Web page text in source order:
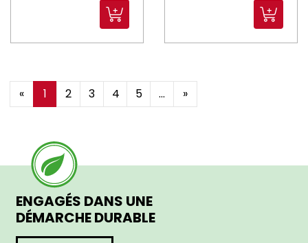
« 1 2 3 4 5 ... »
ENGAGÉS DANS UNE
DÉMARCHE DURABLE